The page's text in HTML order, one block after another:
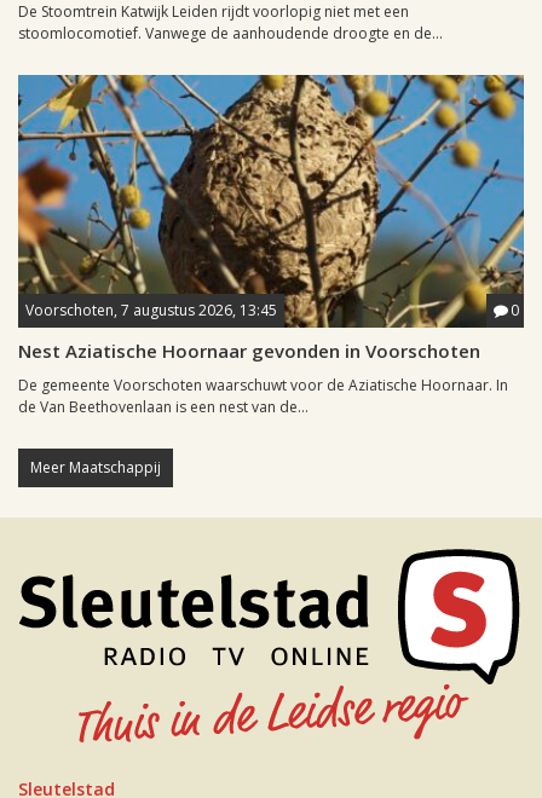
De Stoomtrein Katwijk Leiden rijdt voorlopig niet met een
stoomlocomotief. Vanwege de aanhoudende droogte en de...
Voorschoten, 7 augustus 2026, 13:45 0
Nest Aziatische Hoornaar gevonden in Voorschoten
De gemeente Voorschoten waarschuwt voor de Aziatische Hoornaar. In
de Van Beethovenlaan is een nest van de...
Meer Maatschappij
Sleutelstad